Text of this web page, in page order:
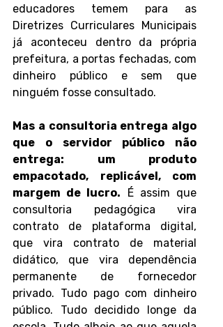
educadores temem para as
Diretrizes Curriculares Municipais
já aconteceu dentro da própria
prefeitura, a portas fechadas, com
dinheiro público e sem que
ninguém fosse consultado.
Mas a consultoria entrega algo
que o servidor público não
entrega: um produto
empacotado, replicável, com
margem de lucro. É assim que
consultoria pedagógica vira
contrato de plataforma digital,
que vira contrato de material
didático, que vira dependência
permanente de fornecedor
privado. Tudo pago com dinheiro
público. Tudo decidido longe da